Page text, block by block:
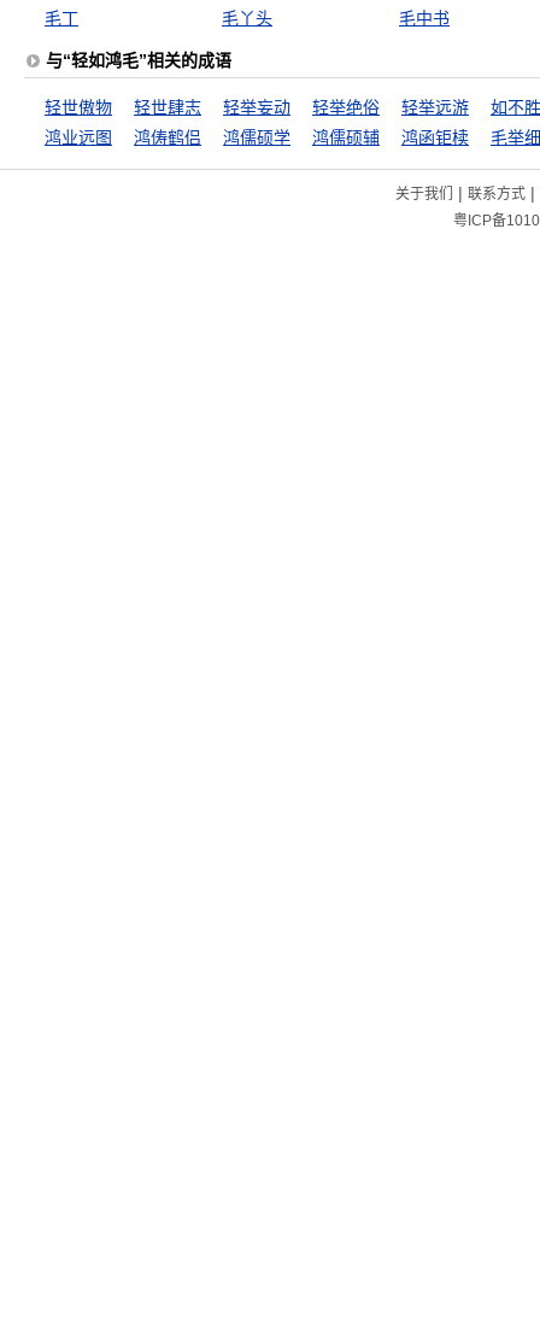
毛丁
毛丫头 毛中书
与“轻如鸿毛”相关的成语
轻世傲物 轻世肆志 轻举妄动 轻举绝俗 轻举远游
如不
鸿业远图
鸿俦鹤侣 鸿儒硕学 鸿儒硕辅 鸿函钜椟 毛举
关于我们 | 联系方式|
粤ICP备